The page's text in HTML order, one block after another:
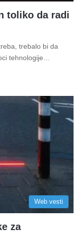
toliko da radi
trebalo bi da
tehnologije…
Web vesti
za